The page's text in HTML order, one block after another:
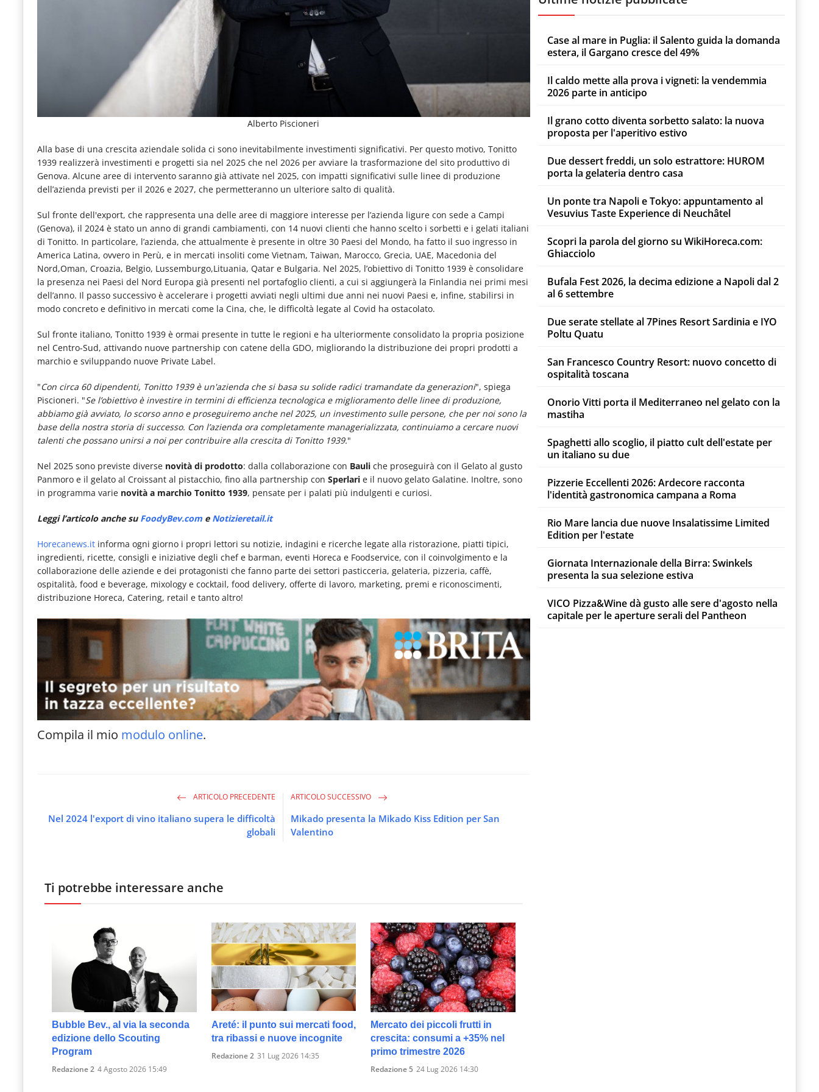
Alberto Piscioneri
Alla base di una crescita aziendale solida ci sono inevitabilmente investimenti significativi. Per questo motivo, Tonitto
1939 realizzerà investimenti e progetti sia nel 2025 che nel 2026 per avviare la trasformazione del sito produttivo di
Genova. Alcune aree di intervento saranno già attivate nel 2025, con impatti significativi sulle linee di produzione
dell’azienda previsti per il 2026 e 2027, che permetteranno un ulteriore salto di qualità.
Sul fronte dell'export, che rappresenta una delle aree di maggiore interesse per l’azienda ligure con sede a Campi
(Genova), il 2024 è stato un anno di grandi cambiamenti, con 14 nuovi clienti che hanno scelto i sorbetti e i gelati italiani
di Tonitto. In particolare, l’azienda, che attualmente è presente in oltre 30 Paesi del Mondo, ha fatto il suo ingresso in
America Latina, ovvero in Perù, e in mercati insoliti come Vietnam, Taiwan, Marocco, Grecia, UAE, Macedonia del
Nord,Oman, Croazia, Belgio, Lussemburgo,Lituania, Qatar e Bulgaria. Nel 2025, l’obiettivo di Tonitto 1939 è consolidare
la presenza nei Paesi del Nord Europa già presenti nel portafoglio clienti, a cui si aggiungerà la Finlandia nei primi mesi
dell’anno. Il passo successivo è accelerare i progetti avviati negli ultimi due anni nei nuovi Paesi e, infine, stabilirsi in
modo concreto e definitivo in mercati come la Cina, che, le difficoltà legate al Covid ha ostacolato.
Sul fronte italiano, Tonitto 1939 è ormai presente in tutte le regioni e ha ulteriormente consolidato la propria posizione
nel Centro-Sud, attivando nuove partnership con catene della GDO, migliorando la distribuzione dei propri prodotti a
marchio e sviluppando nuove Private Label.
"Con circa 60 dipendenti, Tonitto 1939 è un'azienda che si basa su solide radici tramandate da generazioni", spiega
Piscioneri. "Se l’obiettivo è investire in termini di efficienza tecnologica e miglioramento delle linee di produzione,
abbiamo già avviato, lo scorso anno e proseguiremo anche nel 2025, un investimento sulle persone, che per noi sono la
base della nostra storia di successo. Con l’azienda ora completamente managerializzata, continuiamo a cercare nuovi
talenti che possano unirsi a noi per contribuire alla crescita di Tonitto 1939."
Nel 2025 sono previste diverse novità di prodotto: dalla collaborazione con Bauli che proseguirà con il Gelato al gusto
Panmoro e il gelato al Croissant al pistacchio, fino alla partnership con Sperlari e il nuovo gelato Galatine. Inoltre, sono
in programma varie novità a marchio Tonitto 1939, pensate per i palati più indulgenti e curiosi.
Leggi l’articolo anche su FoodyBev.com e Notizieretail.it
Horecanews.it informa ogni giorno i propri lettori su notizie, indagini e ricerche legate alla ristorazione, piatti tipici,
ingredienti, ricette, consigli e iniziative degli chef e barman, eventi Horeca e Foodservice, con il coinvolgimento e la
collaborazione delle aziende e dei protagonisti che fanno parte dei settori pasticceria, gelateria, pizzeria, caffè,
ospitalità, food e beverage, mixology e cocktail, food delivery, offerte di lavoro, marketing, premi e riconoscimenti,
distribuzione Horeca, Catering, retail e tanto altro!
Compila il mio modulo online.
ARTICOLO PRECEDENTE
Nel 2024 l'export di vino italiano supera le difficoltà
globali
ARTICOLO SUCCESSIVO
Mikado presenta la Mikado Kiss Edition per San
Valentino
Ti potrebbe interessare anche
Bubble Bev., al via la seconda
edizione dello Scouting
Program
Redazione 2 4 Agosto 2026 15:49
Areté: il punto sui mercati food,
tra ribassi e nuove incognite
Redazione 2 31 Lug 2026 14:35
Mercato dei piccoli frutti in
crescita: consumi a +35% nel
primo trimestre 2026
Redazione 5 24 Lug 2026 14:30
Case al mare in Puglia: il Salento guida la domanda
estera, il Gargano cresce del 49%
Il caldo mette alla prova i vigneti: la vendemmia
2026 parte in anticipo
Il grano cotto diventa sorbetto salato: la nuova
proposta per l'aperitivo estivo
Due dessert freddi, un solo estrattore: HUROM
porta la gelateria dentro casa
Un ponte tra Napoli e Tokyo: appuntamento al
Vesuvius Taste Experience di Neuchâtel
Scopri la parola del giorno su WikiHoreca.com:
Ghiacciolo
Bufala Fest 2026, la decima edizione a Napoli dal 2
al 6 settembre
Due serate stellate al 7Pines Resort Sardinia e IYO
Poltu Quatu
San Francesco Country Resort: nuovo concetto di
ospitalità toscana
Onorio Vitti porta il Mediterraneo nel gelato con la
mastiha
Spaghetti allo scoglio, il piatto cult dell'estate per
un italiano su due
Pizzerie Eccellenti 2026: Ardecore racconta
l'identità gastronomica campana a Roma
Rio Mare lancia due nuove Insalatissime Limited
Edition per l'estate
Giornata Internazionale della Birra: Swinkels
presenta la sua selezione estiva
VICO Pizza&Wine dà gusto alle sere d'agosto nella
capitale per le aperture serali del Pantheon